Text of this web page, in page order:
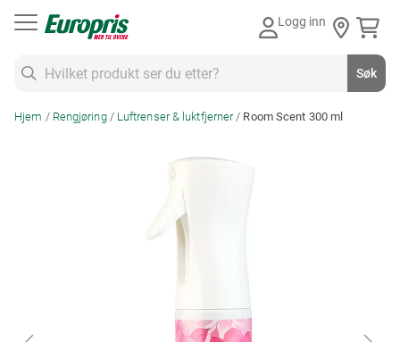
Logg inn
Søk
Hjem Rengjøring Luftrenser & luktfjerner Room Scent 300 ml